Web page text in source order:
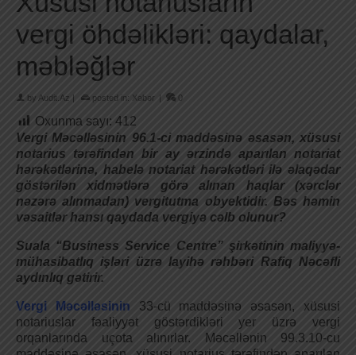
vergi öhdəlikləri: qaydalar,
məbləğlər
by Audit.Az | posted in: Xəbər | 0
Oxunma sayı: 412
Vergi Məcəlləsinin 96.1-ci maddəsinə əsasən, xüsusi
notarius tərəfindən bir ay ərzində aparılan notariat
hərəkətlərinə, habelə notariat hərəkətləri ilə əlaqədar
göstərilən xidmətlərə görə alınan haqlar (xərclər
nəzərə alınmadan) vergitutma obyektidir. Bəs həmin
vəsaitlər hansı qaydada vergiyə cəlb olunur?
Suala “Business Service Centre” şirkətinin maliyyə-
mühasibatlıq işləri üzrə layihə rəhbəri Rafiq Nəcəfli
aydınlıq gətirir.
Vergi Məcəlləsinin
33-cü maddəsinə əsasən, xüsusi
notariuslar fəaliyyət göstərdikləri yer üzrə vergi
orqanlarında uçota alınırlar. Məcəllənin 99.3.10-cu